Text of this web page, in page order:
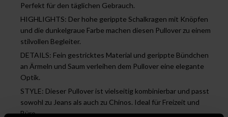
Perfekt für den täglichen Gebrauch.
HIGHLIGHTS: Der hohe gerippte Schalkragen mit Knöpfen
und die dunkelgraue Farbe machen diesen Pullover zu einem
stilvollen Begleiter.
DETAILS: Fein gestricktes Material und gerippte Bündchen
an Ärmeln und Saum verleihen dem Pullover eine elegante
Optik.
STYLE: Dieser Pullover ist vielseitig kombinierbar und passt
sowohl zu Jeans als auch zu Chinos. Ideal für Freizeit und
Büro.